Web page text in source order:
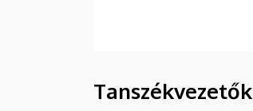
Tanszékvezetők